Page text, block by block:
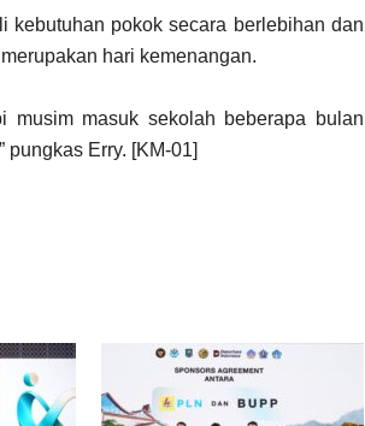
kebutuhan pokok secara berlebihan dan
hari kemenangan.
musim masuk sekolah beberapa bulan
pungkas Erry. [KM-01]